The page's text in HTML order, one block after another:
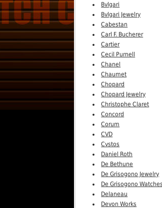
Bvlgari
Bvlgari Jewelry
Cabestan
Carl F. Bucherer
Cartier
Cecil Purnell
Chanel
Chaumet
Chopard
Chopard Jewelry
Christophe Claret
Concord
Corum
CVD
Cvstos
Daniel Roth
De Bethune
De Grisogono Jewelry
De Grisogono Watches
Delaneau
Devon Works